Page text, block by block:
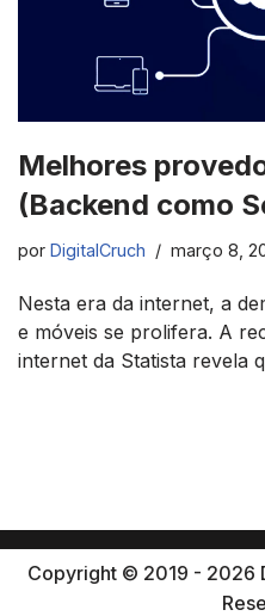
Melhores
(Backend como
por DigitalCruch março 8,
Nesta era da internet, a
e móveis se prolifera. A
internet da Statista revela
Copyright © 2019 - 2026